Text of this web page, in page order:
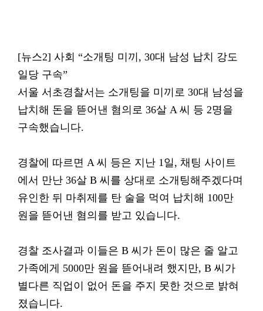
[뉴스2] 사회 “소개팅 미끼, 30대 남성 납치 강도
일당 구속”
서울 서초경찰서는 소개팅을 미끼로 30대 남성을
납치해 돈을 뜯어낸 혐의로 36살 A 씨 등 2명을
구속했습니다.
경찰에 따르면 A 씨 등은 지난 1일, 채팅 사이트
에서 만난 36살 B 씨를 상대로 소개팅해주겠다며
유인한 뒤 마취제를 탄 술을 먹여 납치해 100만
원을 뜯어낸 혐의를 받고 있습니다.
경찰 조사결과 이들은 B 씨가 돈이 많은 줄 알고
가족에게 5000만 원을 뜯어내려 했지만, B 씨가
별다른 직업이 없어 돈을 주지 못한 것으로 밝혀
졌습니다.